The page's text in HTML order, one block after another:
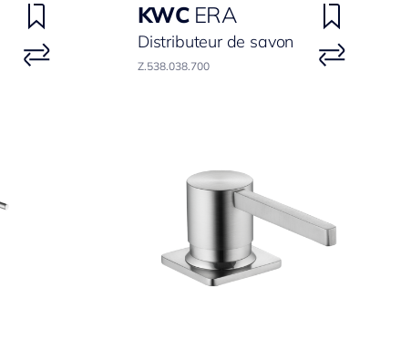
KWC ERA
Distributeur de savon
Z.538.038.700